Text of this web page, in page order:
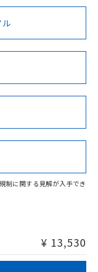
、以下を必ずお読
Cr(VI)
ります。
型式承認
フランス
KR型式
（韓国
No
/適合状況ページへ
らご検索ください
制に関する見解が入手でき
¥ 13,530